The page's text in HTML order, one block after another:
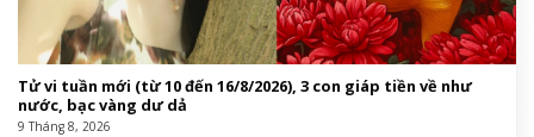
Tử vi tuần mới (từ 10 đến 16/8/2026), 3 con giáp tiền về như
nước, bạc vàng dư dả
9 Tháng 8, 2026